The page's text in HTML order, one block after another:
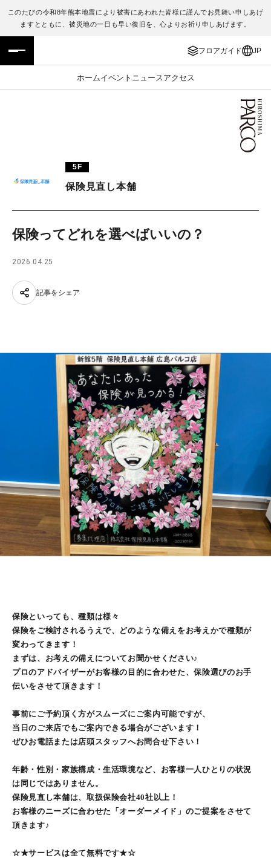
このたびの令和8年熊本地震により被害にあわれた皆様に謹んでお見舞い申しあげ
ますとともに、被災地の一日も早い復旧を、心よりお祈り申しあげます。
フロアガイド JP
ホームイベント ニュース アクセス
フロアガイド
施設案内・アクセス
TAX FREE
ENGLISH
繁体字
日本語
5F
保険見直し本舗
保険ってどれを選べばいいの？
2026.04.25
記事をシェア
保険といっても、種類は様々
保険をご検討されるうえで、どのような備えをお考えかで種類が
変わってきます！
まずは、お考えの備えについてお聞かせください♪
プロのアドバイザーがお客様の目的に合わせた、保険選びのお手
伝いをさせて頂きます！
事前にご予約頂く方がスムーズにご案内可能ですが、
当日のご来店でもご案内できる場合がございます！
ぜひお電話または店頭スタッフへお問合せ下さい！
年齢・性別・家族構成・生活環境など、お客様一人ひとりの状況
は同じではありません。
保険見直し本舗は、取扱保険会社40社以上！
お客様のニーズに合わせた「オーダーメイド」のご提案をさせて
頂きます♪
☆★サービスは全て無料です★☆